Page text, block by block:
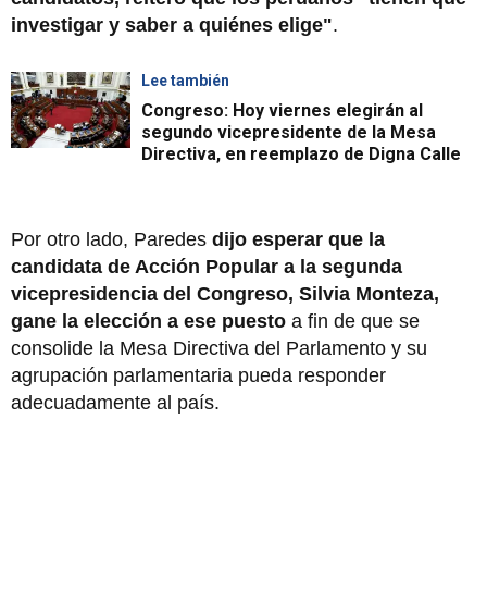
investigar y saber a quiénes elige".
Lee también
Congreso: Hoy viernes elegirán al
segundo vicepresidente de la Mesa
Directiva, en reemplazo de Digna Calle
Por otro lado, Paredes dijo esperar que la
candidata de Acción Popular a la segunda
vicepresidencia del Congreso, Silvia Monteza,
gane la elección a ese puesto a fin de que se
consolide la Mesa Directiva del Parlamento y su
agrupación parlamentaria pueda responder
adecuadamente al país.